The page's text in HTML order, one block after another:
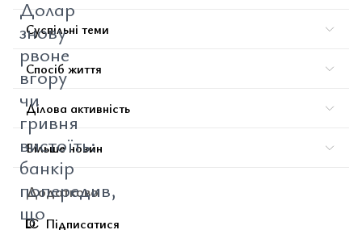
Долар
знову
рвоне
вгору
чи
гривня
вистоїть:
банкір
попередив,
що
Суспільні теми
Спосіб життя
Ділова активність
Більше новин
Додатково
Підписатися